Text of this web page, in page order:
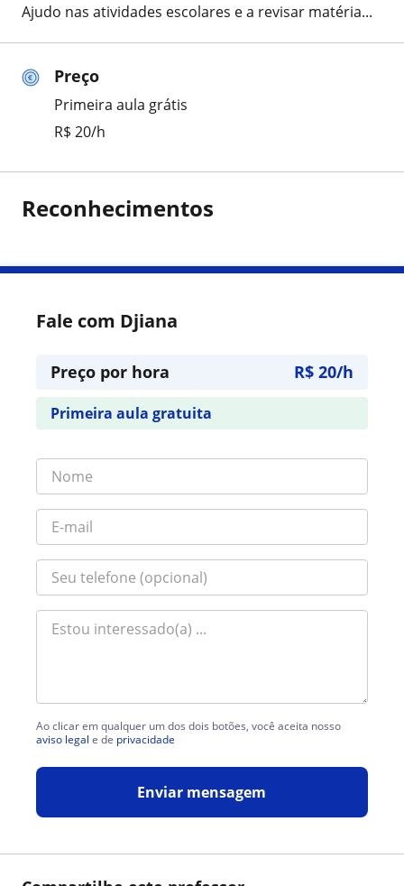
Preço
Primeira aula grátis
R$ 20/h
Ajudo nas atividades escolares e a revisar matéria...
Reconhecimentos
Fale com Djiana
Preço por hora R$ 20/h
Primeira aula gratuita
Ao clicar em qualquer um dos dois botões, você aceita nosso
aviso legal e de privacidade
Enviar mensagem